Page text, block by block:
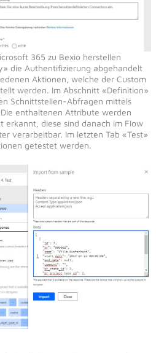
365 zu Bexio herstellen
die Authentifizierung abgehandelt
Aktionen, welche der Custom
werden. Im Abschnitt «Definition»
Schnittstellen-Abfragen mittels
enthaltenen Attribute werden
erkannt, diese sind danach im Flow
verarbeitbar. Im letzten Tab «Test»
getestet werden.